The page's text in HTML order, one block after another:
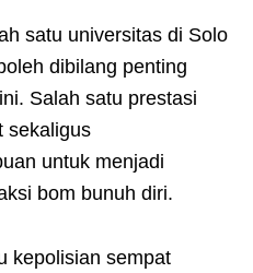
satu universitas di Solo
dibilang penting
Salah satu prestasi
sekaligus
untuk menjadi
bom bunuh diri.
kepolisian sempat